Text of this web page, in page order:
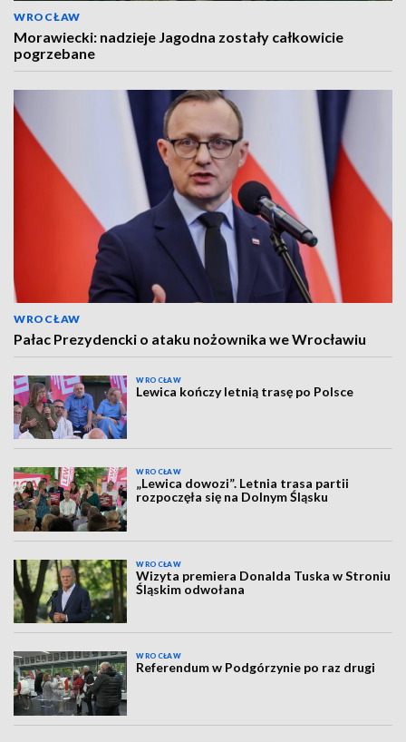
WROCŁAW
Morawiecki: nadzieje Jagodna zostały całkowicie
pogrzebane
WROCŁAW
Pałac Prezydencki o ataku nożownika we Wrocławiu
WROCŁAW
Lewica kończy letnią trasę po Polsce
WROCŁAW
„Lewica dowozi”. Letnia trasa partii
rozpoczęła się na Dolnym Śląsku
WROCŁAW
Wizyta premiera Donalda Tuska w Stroniu
Śląskim odwołana
WROCŁAW
Referendum w Podgórzynie po raz drugi